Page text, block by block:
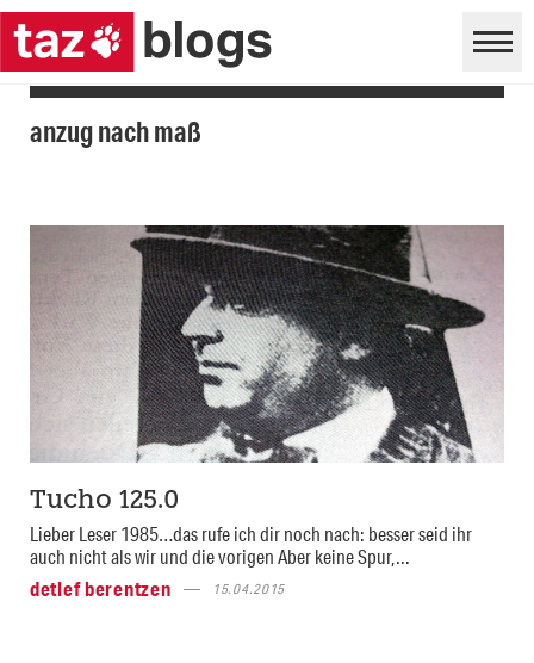
anzug nach maß
Tucho 125.0
Lieber Leser 1985…das rufe ich dir noch nach: besser seid ihr
auch nicht als wir und die vorigen Aber keine Spur,...
detlef berentzen
15.04.2015